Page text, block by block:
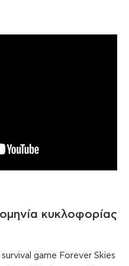
κυκλοφορίας
game Forever Skies